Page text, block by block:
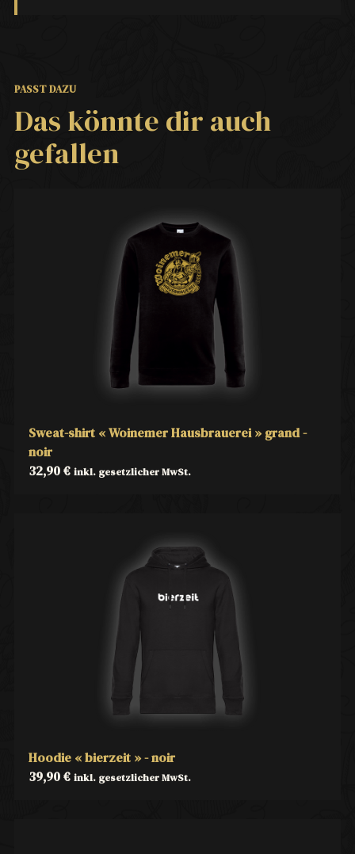
PASST DAZU
Das könnte dir auch
gefallen
Sweat-shirt « Woinemer Hausbrauerei » grand -
noir
32,90€ inkl. gesetzlicher MwSt.
Hoodie « bierzeit » - noir
39,90€ inkl. gesetzlicher MwSt.